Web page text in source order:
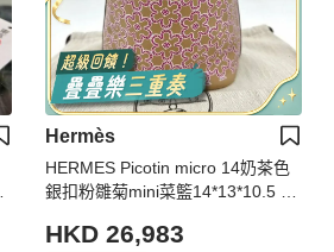
Hermès
HERMES Picotin micro 14奶茶色
銀扣粉雛菊mini菜籃14*13*10.5 98
HKD 26,983